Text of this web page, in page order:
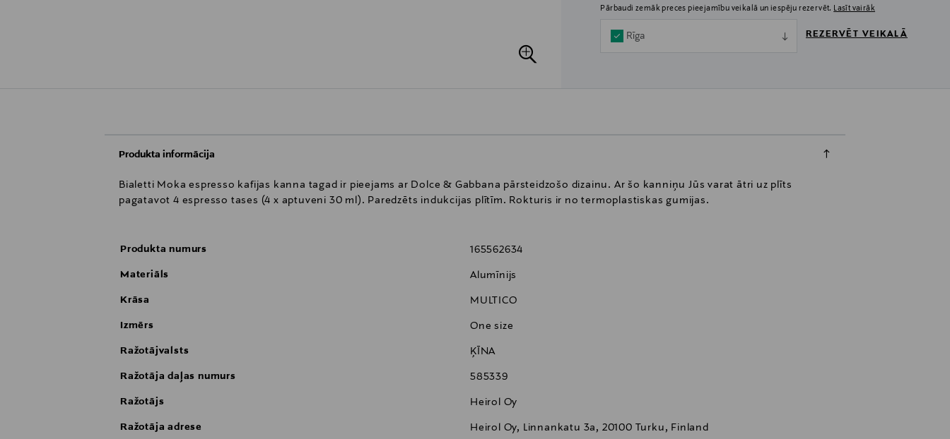
Pārbaudi zemāk preces pieejamību veikalā un iespēju rezervēt. Lasīt vairāk
Rīga REZERVĒT VEIKALĀ
Produkta informācija
Bialetti Moka espresso kafijas kanna tagad ir pieejams ar Dolce & Gabbana pārsteidzošo dizainu. Ar šo kanniņu Jūs varat ātri uz plīts
pagatavot 4 espresso tases (4 x aptuveni 30 ml). Paredzēts indukcijas plītīm. Rokturis ir no termoplastiskas gumijas.
Produkta numurs 165562634
Materiāls Alumīnijs
Krāsa MULTICO
Izmērs One size
Ražotājvalsts ĶĪNA
Ražotāja daļas numurs 585339
Ražotājs Heirol Oy
Ražotāja adrese Heirol Oy, Linnankatu 3a, 20100 Turku, Finland